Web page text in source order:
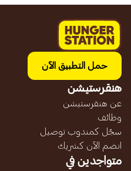
حمل التطبيق الآن
هنقرستيشن
عن هنقرستيشن
وظائف
سجّل كمندوب توصيل
انضم الآن كشريك
متواجدين في